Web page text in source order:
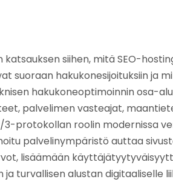
siihen, mitä SEO-
suoraan hakukonesijoituksiin ja
hakukoneoptimoinnin osa-
palvelimen vasteajat,
3-protokollan roolin modernissa
palvelinympäristö auttaa
lisäämään
turvallisen alustan digitaaliselle